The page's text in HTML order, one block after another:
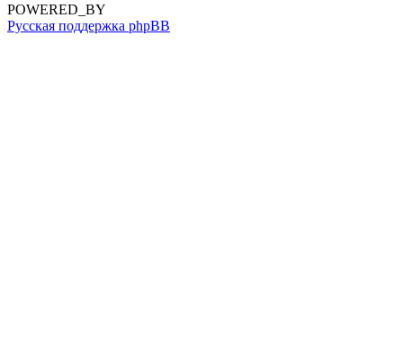
POWERED_BY
Русская поддержка phpBB